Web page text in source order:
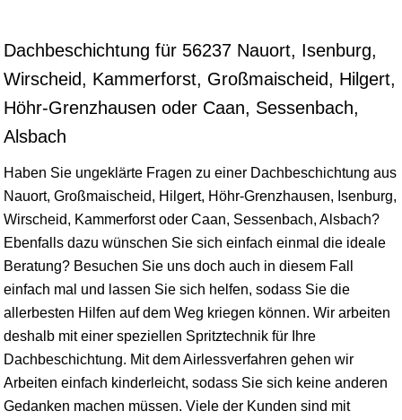
Dachbeschichtung für 56237 Nauort, Isenburg,
Wirscheid, Kammerforst, Großmaischeid, Hilgert,
Höhr-Grenzhausen oder Caan, Sessenbach,
Alsbach
Haben Sie ungeklärte Fragen zu einer Dachbeschichtung aus
Nauort, Großmaischeid, Hilgert, Höhr-Grenzhausen, Isenburg,
Wirscheid, Kammerforst oder Caan, Sessenbach, Alsbach?
Ebenfalls dazu wünschen Sie sich einfach einmal die ideale
Beratung? Besuchen Sie uns doch auch in diesem Fall
einfach mal und lassen Sie sich helfen, sodass Sie die
allerbesten Hilfen auf dem Weg kriegen können. Wir arbeiten
deshalb mit einer speziellen Spritztechnik für Ihre
Dachbeschichtung. Mit dem Airlessverfahren gehen wir
Arbeiten einfach kinderleicht, sodass Sie sich keine anderen
Gedanken machen müssen. Viele der Kunden sind mit